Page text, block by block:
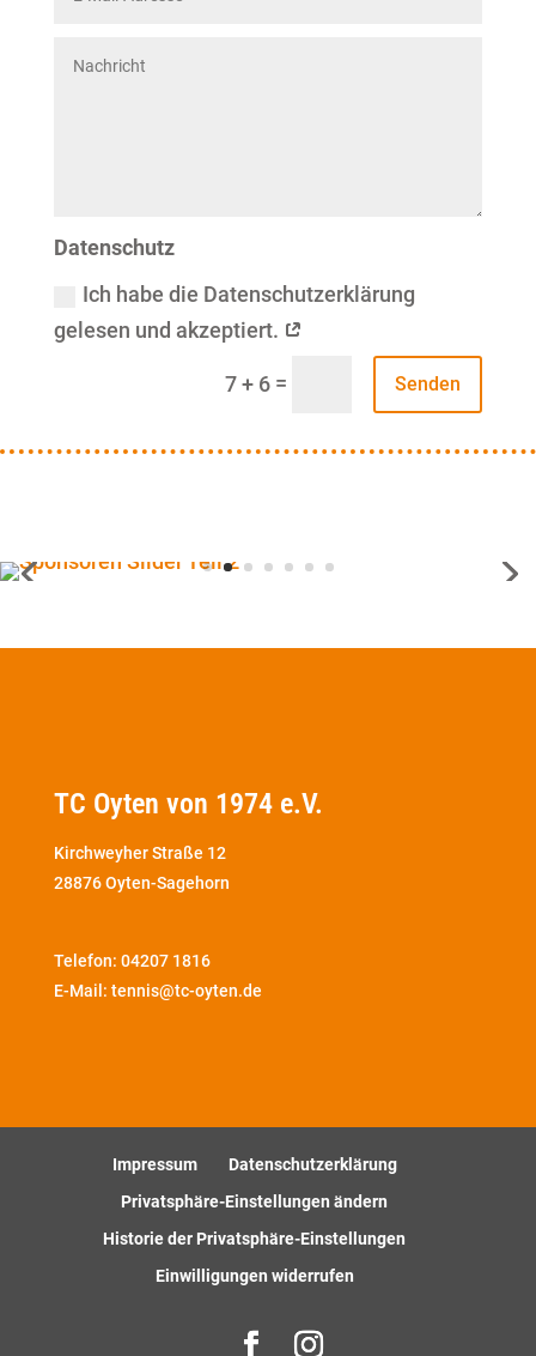
Datenschutz
Ich habe die Datenschutzerklärung
gelesen und akzeptiert.
7 + 6 = Senden
TC Oyten von 1974 e.V.
Kirchweyher Straße 12
28876 Oyten-Sagehorn
Telefon: 04207 1816
E-Mail: tennis@tc-oyten.de
Impressum
Datenschutzerklärung
Privatsphäre-Einstellungen ändern
Historie der Privatsphäre-Einstellungen
Einwilligungen widerrufen